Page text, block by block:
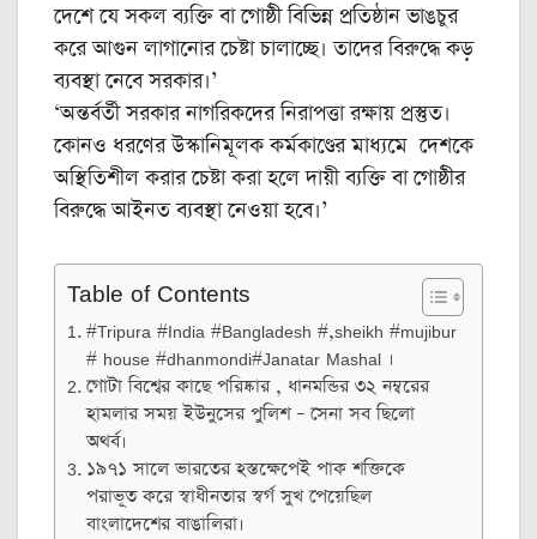
দেশে যে সকল ব্যক্তি বা গোষ্ঠী বিভিন্ন প্রতিষ্ঠান ভাঙচুর
করে আগুন লাগানোর চেষ্টা চালাচ্ছে। তাদের বিরুদ্ধে কড়
ব্যবস্থা নেবে সরকার।’
‘অন্তর্বর্তী সরকার নাগরিকদের নিরাপত্তা রক্ষায় প্রস্তুত।
কোনও ধরণের উস্কানিমূলক কর্মকাণ্ডের মাধ্যমে দেশকে
অস্থিতিশীল করার চেষ্টা করা হলে দায়ী ব্যক্তি বা গোষ্ঠীর
বিরুদ্ধে আইনত ব্যবস্থা নেওয়া হবে।’
Table of Contents
#Tripura #India #Bangladesh #,sheikh #mujibur
# house #dhanmondi#Janatar Mashal ।
গোটা বিশ্বের কাছে পরিষ্কার , ধানমন্ডির ৩২ নম্বরের
হামলার সময় ইউনুসের পুলিশ – সেনা সব ছিলো
অথর্ব।
১৯৭১ সালে ভারতের হস্তক্ষেপেই পাক শক্তিকে
পরাভূত করে স্বাধীনতার স্বর্গ সুখ পেয়েছিল
বাংলাদেশের বাঙালিরা।